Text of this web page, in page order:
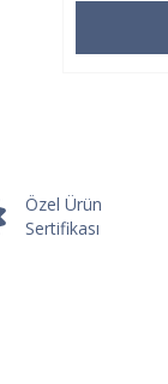
Özel Ürün
Sertifikası